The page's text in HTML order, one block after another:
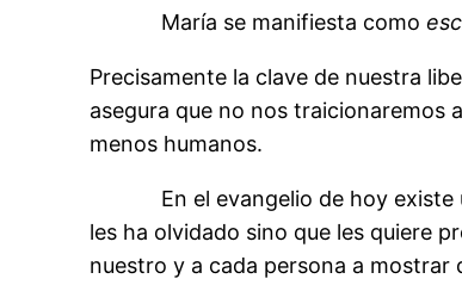
María se manifiesta como
Precisamente la clave de nuestra
asegura que no nos traicionaremos
menos humanos.
En el evangelio de hoy existe un
les ha olvidado sino que les quiere
nuestro y a cada persona a mostrar